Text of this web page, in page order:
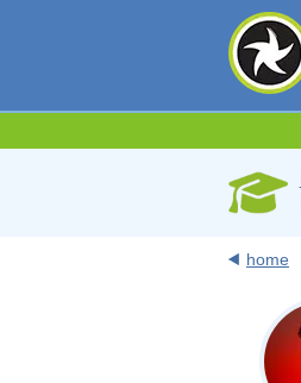
home